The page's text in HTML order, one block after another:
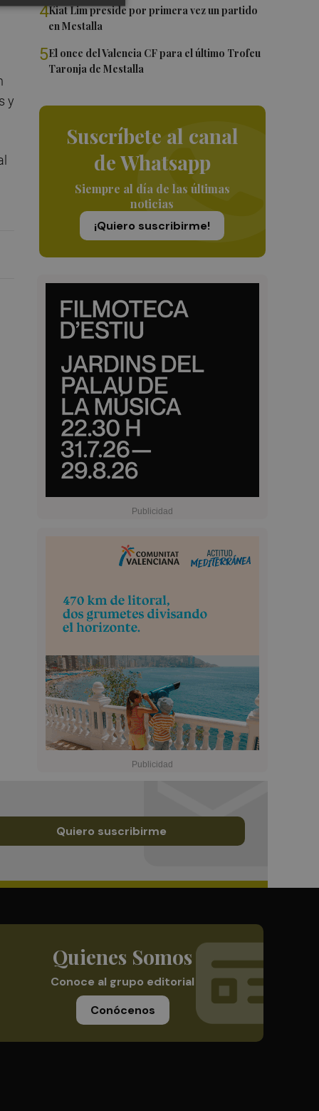
4Kiat Lim preside por primera vez un partido
en Mestalla
5El once del Valencia CF para el último Trofeu
Taronja de Mestalla
Suscríbete al canal
de Whatsapp
Siempre al día de las últimas
noticias
¡Quiero suscribirme!
y
Quiero suscribirme
Quienes Somos
Conoce al grupo editorial
Conócenos